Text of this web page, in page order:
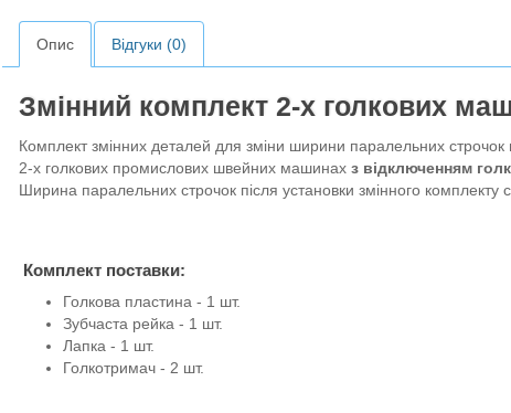
Опис Відгуки (0)
Змінний комплект 2-х голкових
Комплект змінних деталей для зміни ширини паралельних строчок
2-х голкових промислових швейних машинах з відключенням
Ширина паралельних строчок після установки змінного комплекту
Комплект поставки:
Голкова пластина - 1 шт.
Зубчаста рейка - 1 шт.
Лапка - 1 шт.
Голкотримач - 2 шт.